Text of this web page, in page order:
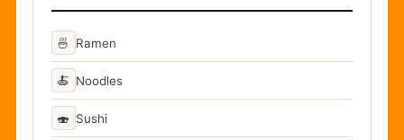
🍜 Ramen
🍝 Noodles
🍣 Sushi